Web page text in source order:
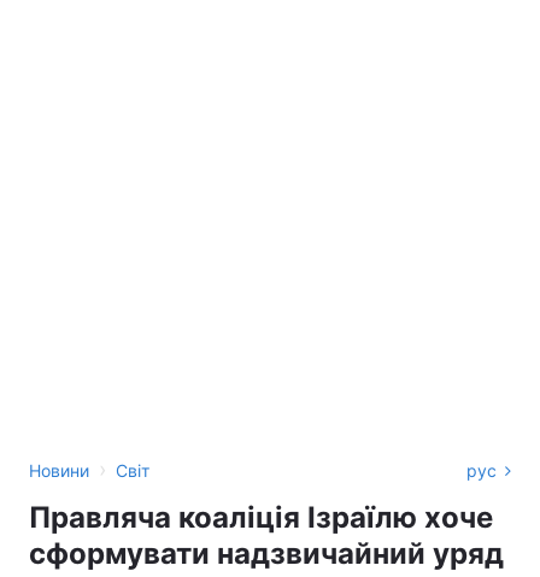
Новини › Світ рус
Правляча коаліція Ізраїлю хоче
сформувати надзвичайний уряд